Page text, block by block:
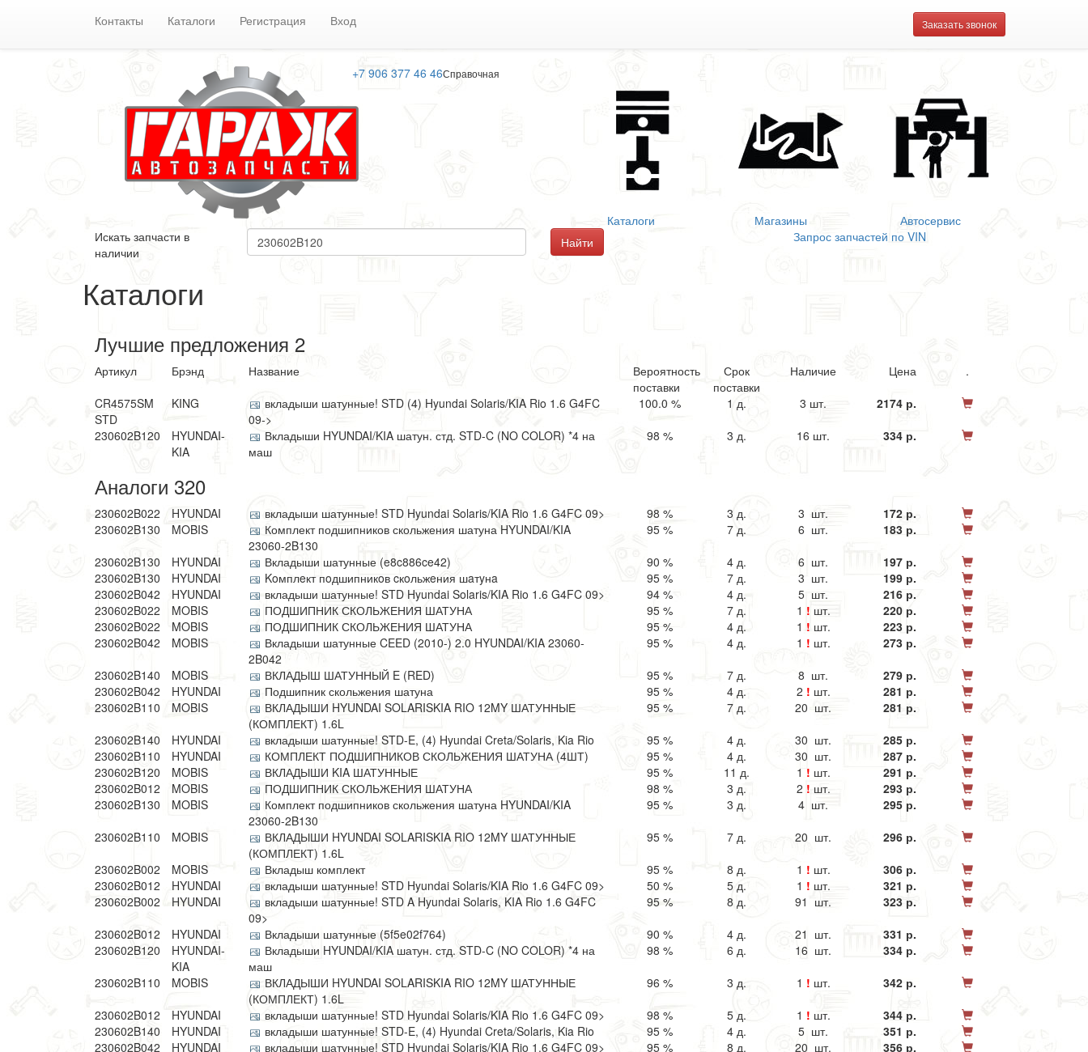
Контакты Каталоги Регистрация Вход Заказать звонок
+7 906 377 46 46Справочная
Каталоги Магазины
Автосервис
Искать запчасти в
наличии
Запрос запчастей по VIN
Каталоги
Лучшие предложения 2
Артикул Брэнд Название
Вероятность
поставки
Срок
поставки
Наличие Цена
.
CR4575SM
STD
KING
вкладыши шатунные! STD (4) Hyundai Solaris/KIA Rio 1.6 G4FC
09->
100.0 % 1 д. 3 шт.
2174 р.
230602B120
HYUNDAI-
KIA
Вкладыши HYUNDAI/KIA шатун. стд. STD-C (NO COLOR) *4 на
маш
98 % 3 д. 16 шт. 334 р.
Аналоги 320
230602B022 HYUNDAI вкладыши шатунные! STD Hyundai Solaris/KIA Rio 1.6 G4FC 09> 98 % 3 д. 3 шт.
172 р.
230602B130
MOBIS
Комплект подшипников скольжения шатуна HYUNDAI/KIA
23060-2B130
95 % 7 д. 6 шт.
183 р.
230602B130
HYUNDAI Вкладыши шатунные (e8c886ce42) 90 % 4 д. 6 шт.
197 р.
230602B130
HYUNDAI Koмплeкт пoдшипникoв cкoльжeния шaтyнa 95 % 7 д. 3 шт.
199 р.
230602B042
HYUNDAI вкладыши шатунные! STD Hyundai Solaris/KIA Rio 1.6 G4FC 09> 94 % 4 д. 5 шт.
216 р.
230602B022
MOBIS ПОДШИПНИК СКОЛЬЖЕНИЯ ШАТУНА 95 % 7 д. 1 ! шт.
220 р.
230602B022
MOBIS ПОДШИПНИК СКОЛЬЖЕНИЯ ШАТУНА 95 % 4 д. 1 ! шт.
223 р.
230602B042
MOBIS
Вкладыши шатунные CEED (2010-) 2.0 HYUNDAI/KIA 23060-
2B042
95 % 4 д. 1 ! шт.
273 р.
230602B140
MOBIS ВКЛАДЫШ ШАТУННЫЙ E (RED) 95 % 7 д. 8 шт.
279 р.
230602B042
HYUNDAI Подшипник скольжения шатуна 95 % 4 д. 2 ! шт.
281 р.
230602B110
MOBIS
ВКЛАДЫШИ HYUNDAI SOLARISKIA RIO 12MY ШАТУННЫЕ
(КОМПЛЕКТ) 1.6L
95 % 7 д. 20 шт.
281 р.
230602B140
HYUNDAI вкладыши шатунные! STD-E, (4) Hyundai Creta/Solaris, Kia Rio 95 % 4 д. 30 шт.
285 р.
230602B110
HYUNDAI КОМПЛЕКТ ПОДШИПНИКОВ СКОЛЬЖЕНИЯ ШАТУНА (4ШТ) 95 % 4 д. 30 шт.
287 р.
230602B120
MOBIS ВКЛАДЫШИ KIA ШАТУННЫЕ 95 % 11 д. 1 ! шт.
291 р.
230602B012
MOBIS ПОДШИПНИК СКОЛЬЖЕНИЯ ШАТУНА 98 % 3 д. 2 ! шт.
293 р.
230602B130
MOBIS
Комплект подшипников скольжения шатуна HYUNDAI/KIA
23060-2B130
95 % 3 д. 4 шт.
295 р.
230602B110
MOBIS
ВКЛАДЫШИ HYUNDAI SOLARISKIA RIO 12MY ШАТУННЫЕ
(КОМПЛЕКТ) 1.6L
95 % 7 д. 20 шт.
296 р.
230602B002
MOBIS Вкладыш комплект 95 % 8 д. 1 ! шт.
306 р.
230602B012
HYUNDAI вкладыши шатунные! STD Hyundai Solaris/KIA Rio 1.6 G4FC 09> 50 % 5 д. 1 ! шт.
321 р.
230602B002
HYUNDAI
вкладыши шатунные! STD A Hyundai Solaris, KIA Rio 1.6 G4FC
09>
95 % 8 д. 91 шт.
323 р.
230602B012
HYUNDAI Вкладыши шатунные (5f5e02f764) 90 % 4 д. 21 шт.
331 р.
230602B120
HYUNDAI-
KIA
Вкладыши HYUNDAI/KIA шатун. стд. STD-C (NO COLOR) *4 на
маш
98 % 6 д. 16 шт.
334 р.
230602B110
MOBIS
ВКЛАДЫШИ HYUNDAI SOLARISKIA RIO 12MY ШАТУННЫЕ
(КОМПЛЕКТ) 1.6L
96 % 3 д. 1 ! шт.
342 р.
230602B012
HYUNDAI вкладыши шатунные! STD Hyundai Solaris/KIA Rio 1.6 G4FC 09> 98 % 5 д. 1 ! шт.
344 р.
230602B140
HYUNDAI вкладыши шатунные! STD-E, (4) Hyundai Creta/Solaris, Kia Rio 95 % 4 д. 5 шт.
351 р.
230602B042
HYUNDAI вкладыши шатунные! STD Hyundai Solaris/KIA Rio 1.6 G4FC 09> 95 % 8 д. 20 шт.
356 р.